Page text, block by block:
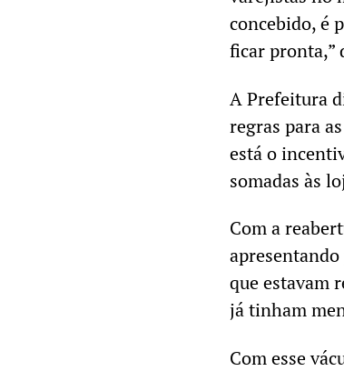
concebido, é
ficar pronta,”
A Prefeitura
regras para
está o
somadas às
Com a
que estavam
já tinham
Com esse